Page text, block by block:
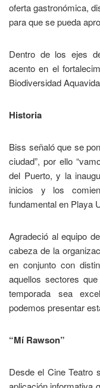
oferta gastronómica,
para que se pueda
Dentro de los ejes
acento en el
Biodiversidad
Historia
Biss señaló que se
ciudad”, por ello
del Puerto, y la
inicios y los
fundamental en Playa
Agradeció al equipo
cabeza de la
en conjunto con
aquellos sectores
temporada sea
podemos presentar
“Mí Rawson”
Desde el Cine Teatro